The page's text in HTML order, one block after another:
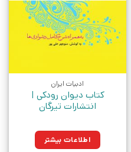
ادبیات ایران
کتاب دیوان رودکی |
انتشارات تیرگان
اطلاعات بیشتر